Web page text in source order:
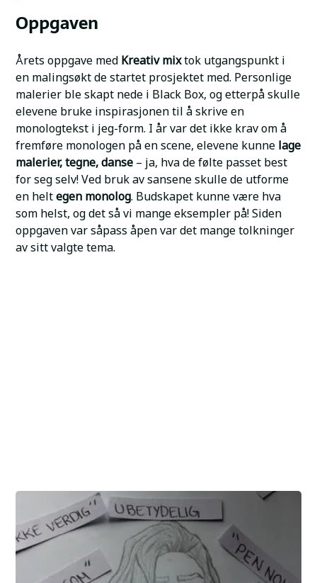
Oppgaven
Årets oppgave med Kreativ mixtok utgangspunkt i
en malingsøkt de startet prosjektet med. Personlige
malerier ble skapt nede i Black Box, og etterpå skulle
elevene bruke inspirasjonen til å skrive en
monologtekst i jeg-form. I år var det ikke krav om å
fremføre monologen på en scene, elevene kunne lage
malerier, tegne, danse – ja, hva de følte passet best
for seg selv! Ved bruk av sansene skulle de utforme
en heltegen monolog. Budskapet kunne være hva
som helst, og det så vi mange eksempler på! Siden
oppgaven var såpass åpen var det mange tolkninger
av sitt valgte tema.